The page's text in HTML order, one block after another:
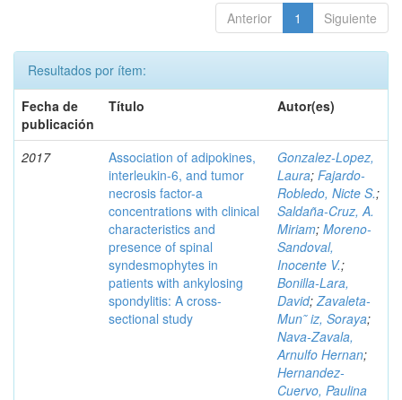
Anterior 1 Siguiente
Resultados por ítem:
Fecha de
publicación
Título Autor(es)
2017
Association of adipokines,
interleukin-6, and tumor
necrosis factor-a
concentrations with clinical
characteristics and
presence of spinal
syndesmophytes in
patients with ankylosing
spondylitis: A cross-
sectional study
Gonzalez-Lopez,
Laura; Fajardo-
Robledo, Nicte S.;
Saldaña-Cruz, A.
Miriam; Moreno-
Sandoval,
Inocente V.;
Bonilla-Lara,
David;Zavaleta-
Mun˜ iz, Soraya;
Nava-Zavala,
Arnulfo Hernan;
Hernandez-
Cuervo, Paulina